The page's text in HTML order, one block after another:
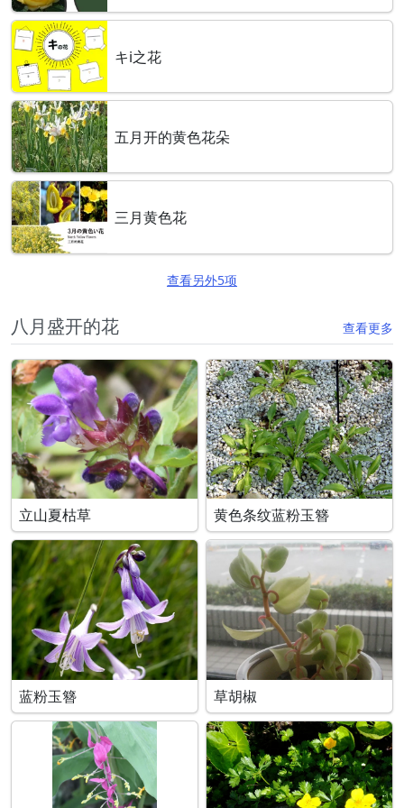
キi之花
五月开的黄色花朵
三月黄色花
查看另外5项
八月盛开的花 查看更多
立山夏枯草 黄色条纹蓝粉玉簪
蓝粉玉簪 草胡椒